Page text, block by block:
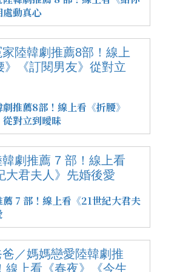
動真心
推薦8部！線上看《折腰》
從對立到曖昧
7 部！線上看《21世紀大君夫